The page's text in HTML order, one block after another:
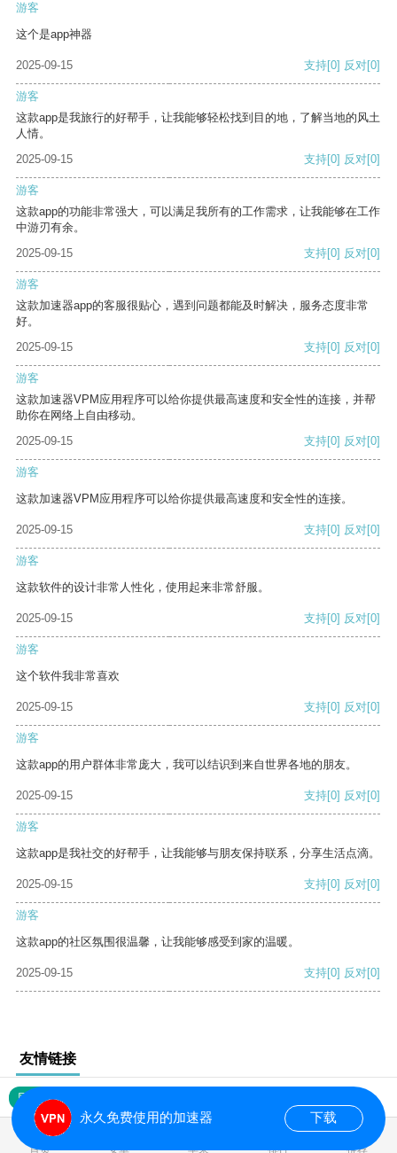
游客
这个是app神器
2025-09-15 支持[0] 反对[0]
游客
这款app是我旅行的好帮手，让我能够轻松找到目的地，了解当地的风土
人情。
2025-09-15
支持[0] 反对[0]
游客
这款app的功能非常强大，可以满足我所有的工作需求，让我能够在工作
中游刃有余。
2025-09-15
支持[0] 反对[0]
游客
这款加速器app的客服很贴心，遇到问题都能及时解决，服务态度非常
好。
2025-09-15
支持[0] 反对[0]
游客
这款加速器VPM应用程序可以给你提供最高速度和安全性的连接，并帮
助你在网络上自由移动。
2025-09-15
支持[0] 反对[0]
游客
这款加速器VPM应用程序可以给你提供最高速度和安全性的连接。
2025-09-15 支持[0] 反对[0]
游客
这款软件的设计非常人性化，使用起来非常舒服。
2025-09-15 支持[0] 反对[0]
游客
这个软件我非常喜欢
2025-09-15 支持[0] 反对[0]
游客
这款app的用户群体非常庞大，我可以结识到来自世界各地的朋友。
2025-09-15 支持[0] 反对[0]
游客
这款app是我社交的好帮手，让我能够与朋友保持联系，分享生活点滴。
2025-09-15 支持[0] 反对[0]
游客
这款app的社区氛围很温馨，让我能够感受到家的温暖。
2025-09-15 支持[0] 反对[0]
友情链接
网站地图
首页 安卓 苹果 排行 推荐
永久免费使用的加速器 下载
0.028041s